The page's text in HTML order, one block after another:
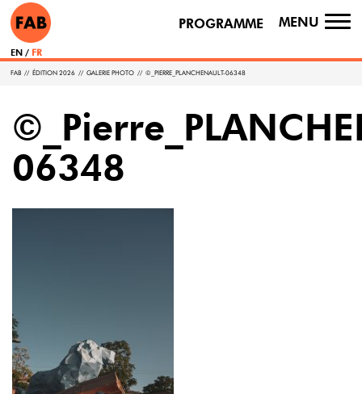
PROGRAMME MENU
EN FR
FAB // ÉDITION 2026 // GALERIE PHOTO // ©_PIERRE_PLANCHENAULT-06348
06348